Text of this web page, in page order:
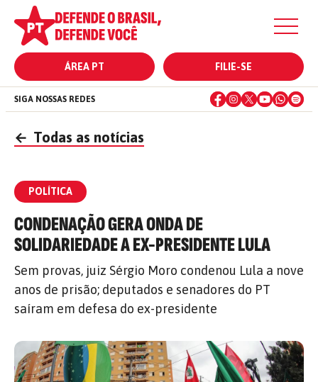
ÁREA PT FILIE-SE
SIGA NOSSAS REDES
← Todas as notícias
POLÍTICA
CONDENAÇÃO GERA ONDA DE
SOLIDARIEDADE A EX-PRESIDENTE LULA
Sem provas, juiz Sérgio Moro condenou Lula a nove
anos de prisão; deputados e senadores do PT
saíram em defesa do ex-presidente